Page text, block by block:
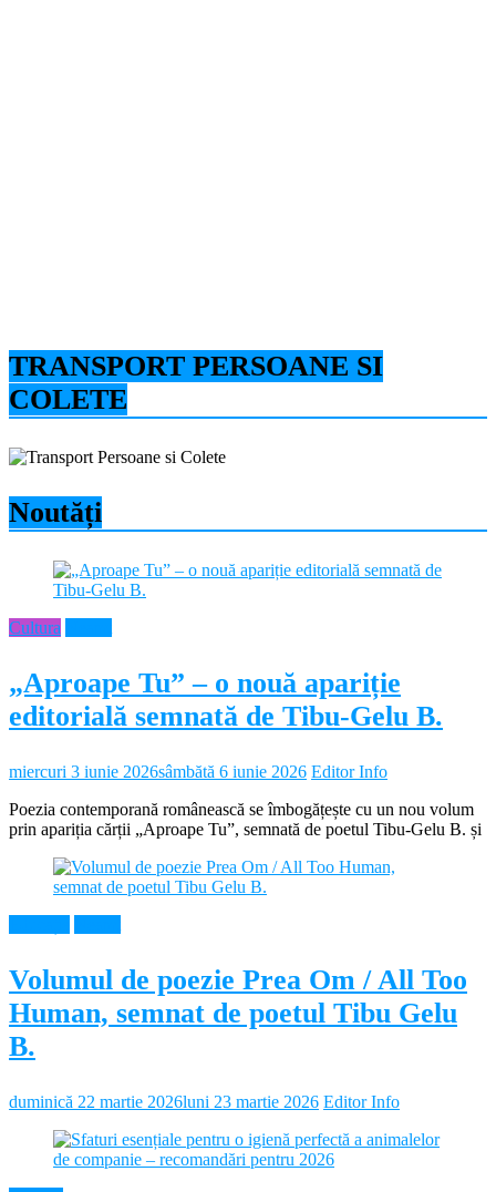
TRANSPORT PERSOANE SI
COLETE
Noutăți
Cultura
„Aproape Tu” – o nouă apariție
editorială semnată de Tibu-Gelu B.
miercuri 3 iunie 2026sâmbătă 6 iunie 2026 Editor Info
Poezia contemporană românească se îmbogățește cu un nou volum
prin apariția cărții „Aproape Tu”, semnată de poetul Tibu-Gelu B. și
Volumul de poezie Prea Om / All Too
Human, semnat de poetul Tibu Gelu
B.
duminică 22 martie 2026luni 23 martie 2026 Editor Info